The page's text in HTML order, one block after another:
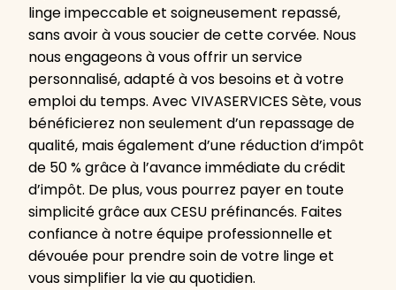
linge impeccable et soigneusement repassé,
sans avoir à vous soucier de cette corvée. Nous
nous engageons à vous offrir un service
personnalisé, adapté à vos besoins et à votre
emploi du temps. Avec VIVASERVICES Sète, vous
bénéficierez non seulement d’un repassage de
qualité, mais également d’une réduction d’impôt
de 50 % grâce à l’avance immédiate du crédit
d’impôt. De plus, vous pourrez payer en toute
simplicité grâce aux CESU préfinancés. Faites
confiance à notre équipe professionnelle et
dévouée pour prendre soin de votre linge et
vous simplifier la vie au quotidien.